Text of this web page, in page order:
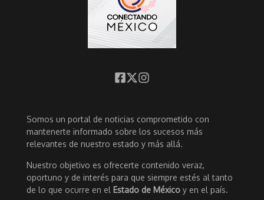
Somos un portal de noticias comprometido con
mantenerte informado sobre los sucesos más
relevantes de nuestro estado y más allá.
Nuestro objetivo es ofrecerte contenido veraz,
oportuno y de interés para que siempre estés al tanto
de lo que ocurre en el Estado de México y en el país.